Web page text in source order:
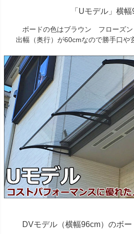
「Uモデル」横
ボードの色はブラウン フローズ
出幅（奥行）が60cmなので勝手口や
DVモデル（横幅96cm）のボ